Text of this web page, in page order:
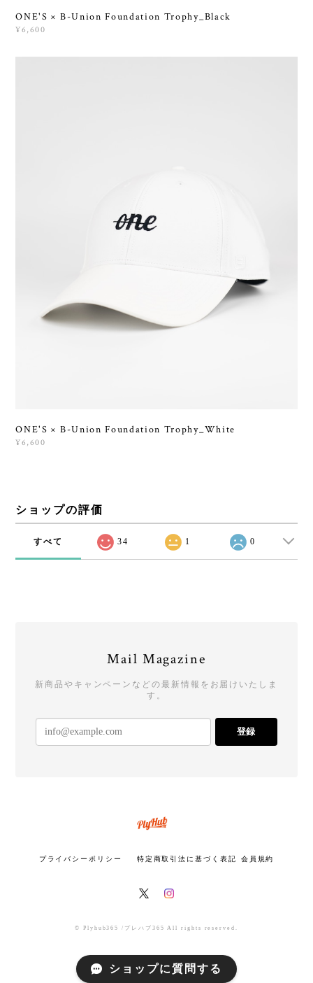
ONE'S × B-Union Foundation Trophy_Black
¥6,600
ONE'S × B-Union Foundation Trophy_White
¥6,600
ショップの評価
すべて 34 1 0
Mail Magazine
新商品やキャンペーンなどの最新情報をお届けいたしま
す。
登録
プライバシーポリシー 特定商取引法に基づく表記 会員規約
© Plyhub365 /プレハブ365 All rights reserved.
ショップに質問する